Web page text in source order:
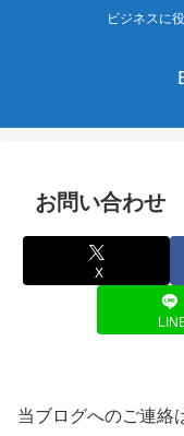
ビジネスに
お問い合わせ
X
当ブログへのご連絡